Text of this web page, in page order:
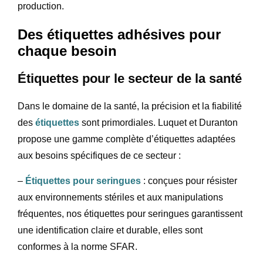
production.
Des étiquettes adhésives pour
chaque besoin
Étiquettes pour le secteur de la santé
Dans le domaine de la santé, la précision et la fiabilité
des étiquettes sont primordiales. Luquet et Duranton
propose une gamme complète d’étiquettes adaptées
aux besoins spécifiques de ce secteur :
– Étiquettes pour seringues : conçues pour résister
aux environnements stériles et aux manipulations
fréquentes, nos étiquettes pour seringues garantissent
une identification claire et durable, elles sont
conformes à la norme SFAR.